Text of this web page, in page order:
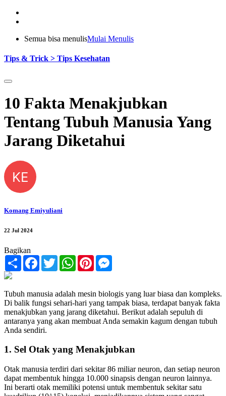
Semua bisa menulisMulai Menulis
Tips & Trick > Tips Kesehatan
10 Fakta Menakjubkan
Tentang Tubuh Manusia Yang
Jarang Diketahui
KE
Komang Emiyuliani
22 Jul 2024
Bagikan
Share FacebookTwitterWhatsApp
Pinterest
Tubuh manusia adalah mesin biologis yang luar biasa dan kompleks.
Di balik fungsi sehari-hari yang tampak biasa, terdapat banyak fakta
menakjubkan yang jarang diketahui. Berikut adalah sepuluh di
antaranya yang akan membuat Anda semakin kagum dengan tubuh
Anda sendiri.
1. Sel Otak yang Menakjubkan
Otak manusia terdiri dari sekitar 86 miliar neuron, dan setiap neuron
dapat membentuk hingga 10.000 sinapsis dengan neuron lainnya.
Ini berarti otak memiliki potensi untuk membentuk sekitar satu